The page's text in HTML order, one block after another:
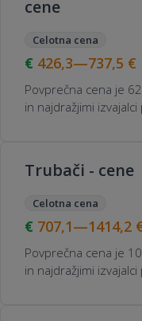
cene
Celotna cena
426,3—737,5 €
Povprečna cena je
in najdražjimi
Trubači - cene
Celotna cena
707,1—1414,2
Povprečna cena je
in najdražjimi